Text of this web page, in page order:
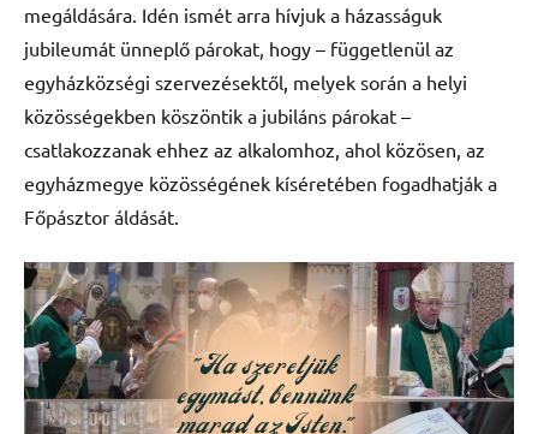
megáldására. Idén ismét arra hívjuk a házasságuk
jubileumát ünneplő párokat, hogy – függetlenül az
egyházközségi szervezésektől, melyek során a helyi
közösségekben köszöntik a jubiláns párokat –
csatlakozzanak ehhez az alkalomhoz, ahol közösen, az
egyházmegye közösségének kíséretében fogadhatják a
Főpásztor áldását.